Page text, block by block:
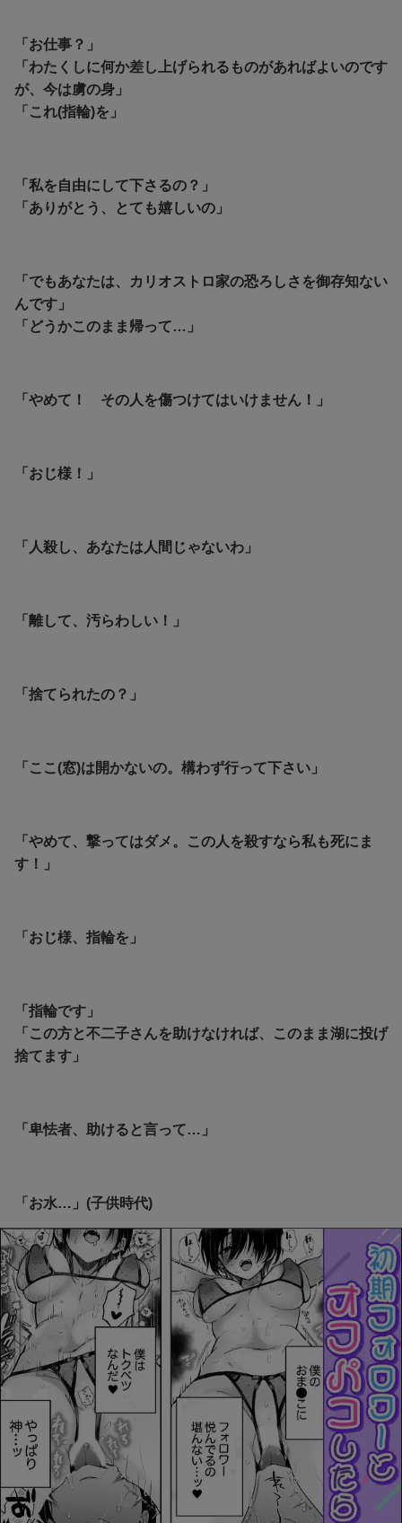
「お仕事？」
「わたくしに何か差し上げられるものがあればよいのです
が、今は虜の身」
「これ(指輪)を」
「私を自由にして下さるの？」
「ありがとう、とても嬉しいの」
「でもあなたは、カリオストロ家の恐ろしさを御存知ない
んです」
「どうかこのまま帰って…」
「やめて！ その人を傷つけてはいけません！」
「おじ様！」
「人殺し、あなたは人間じゃないわ」
「離して、汚らわしい！」
「捨てられたの？」
「ここ(窓)は開かないの。構わず行って下さい」
「やめて、撃ってはダメ。この人を殺すなら私も死にま
す！」
「おじ様、指輪を」
「指輪です」
「この方と不二子さんを助けなければ、このまま湖に投げ
捨てます」
「卑怯者、助けると言って…」
「お水…」(子供時代)